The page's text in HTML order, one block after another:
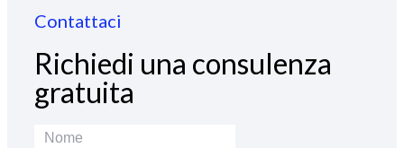
Contattaci
Richiedi una consulenza
gratuita